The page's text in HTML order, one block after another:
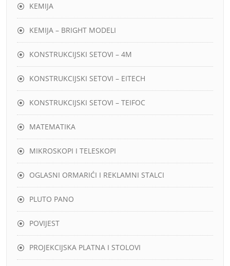
KEMIJA
KEMIJA – BRIGHT MODELI
KONSTRUKCIJSKI SETOVI – 4M
KONSTRUKCIJSKI SETOVI – EITECH
KONSTRUKCIJSKI SETOVI – TEIFOC
MATEMATIKA
MIKROSKOPI I TELESKOPI
OGLASNI ORMARIĆI I REKLAMNI STALCI
PLUTO PANO
POVIJEST
PROJEKCIJSKA PLATNA I STOLOVI